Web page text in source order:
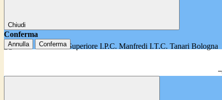
Chiudi
Conferma
Annulla Conferma